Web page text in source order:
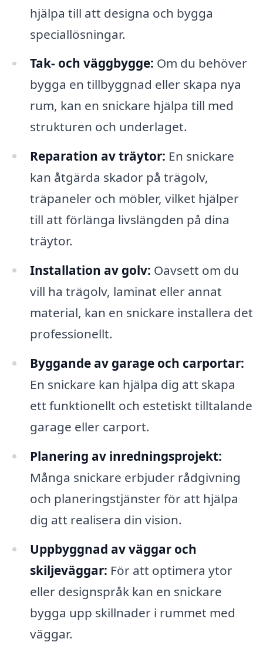
hjälpa till att designa och bygga
speciallösningar.
Tak- och väggbygge: Om du behöver
bygga en tillbyggnad eller skapa nya
rum, kan en snickare hjälpa till med
strukturen och underlaget.
Reparation av träytor: En snickare
kan åtgärda skador på trägolv,
träpaneler och möbler, vilket hjälper
till att förlänga livslängden på dina
träytor.
Installation av golv: Oavsett om du
vill ha trägolv, laminat eller annat
material, kan en snickare installera det
professionellt.
Byggande av garage och carportar:
En snickare kan hjälpa dig att skapa
ett funktionellt och estetiskt tilltalande
garage eller carport.
Planering av inredningsprojekt:
Många snickare erbjuder rådgivning
och planeringstjänster för att hjälpa
dig att realisera din vision.
Uppbyggnad av väggar och
skiljeväggar: För att optimera ytor
eller designspråk kan en snickare
bygga upp skillnader i rummet med
väggar.